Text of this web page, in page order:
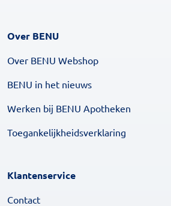
Over BENU
Over BENU Webshop
BENU in het nieuws
Werken bij BENU Apotheken
Toegankelijkheidsverklaring
Klantenservice
Contact